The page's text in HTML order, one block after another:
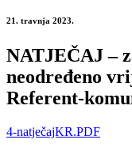
21. travnja 2023.
NATJEČAJ –
neodređeno
Referent-
4-natječajKR.PDF